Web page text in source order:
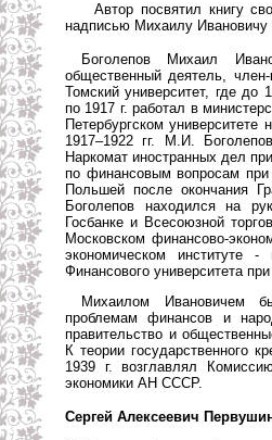
Автор посвятил книгу
надписью Михаилу Ивановичу
Боголепов Михаил
общественный деятель,
Томский университет, где до
по 1917 г. работал в
Петербургском
1917–1922 гг. М.И.
Наркомат иностранных дел
по финансовым вопросам
Польшей после окончания
Боголепов находился на
Госбанке и Всесоюзной
Московском финансово-
экономическом институте -
Финансового университета
Михаилом Ивановичем
проблемам финансов и
правительство и
К теории государственного
1939 г. возглавлял
экономики АН СССР.
Сергей Алексеевич